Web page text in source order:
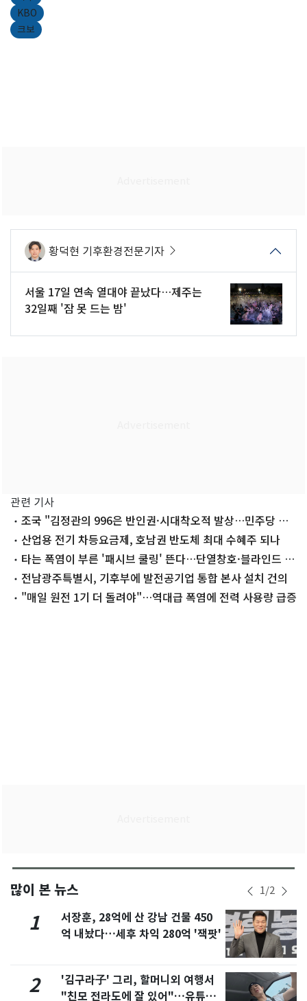
KBO
크보
황덕현 기후환경전문기자
서울 17일 연속 열대야 끝났다…제주는
32일째 '잠 못 드는 밤'
관련 기사
조국 "김정관의 996은 반인권·시대착오적 발상…민주당 생
각은 뭐냐"
산업용 전기 차등요금제, 호남권 반도체 최대 수혜주 되나
타는 폭염이 부른 '패시브 쿨링' 뜬다…단열창호·블라인드 인
기 전남광주특별시, 기후부에 발전공기업 통합 본사 설치 건의
"매일 원전 1기 더 돌려야"…역대급 폭염에 전력 사용량 급증
많이 본 뉴스 1/2
1
서장훈, 28억에 산 강남 건물 450
억 내놨다…세후 차익 280억 '잭팟'
2
'김구라子' 그리, 할머니외 여행서
"친모 전라도에 잘 있어"…유튜브